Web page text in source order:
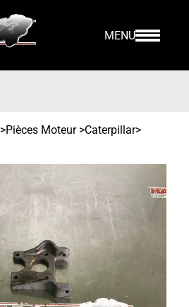
MENU
>Pièces Moteur >Caterpillar>